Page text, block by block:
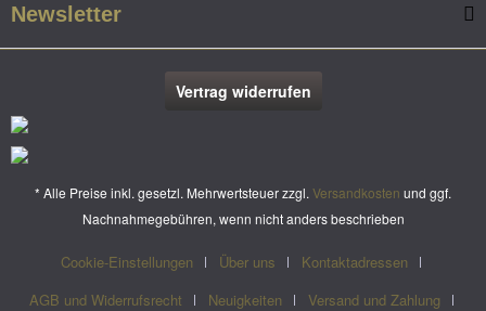
Newsletter
Vertrag widerrufen
* Alle Preise inkl. gesetzl. Mehrwertsteuer zzgl. Versandkosten und ggf.
Nachnahmegebühren, wenn nicht anders beschrieben
Cookie-Einstellungen Über uns
Kontaktadressen
AGB und Widerrufsrecht
Neuigkeiten
Versand und Zahlung